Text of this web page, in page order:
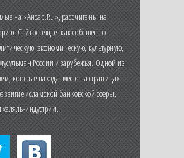
на «Ансар.Ru», рассчитаны на
Сайт освещает как собственно
экономическую, культурную,
России и зарубежья. Одной из
которые находят место на страницах
исламской банковской сферы,
индустрии.